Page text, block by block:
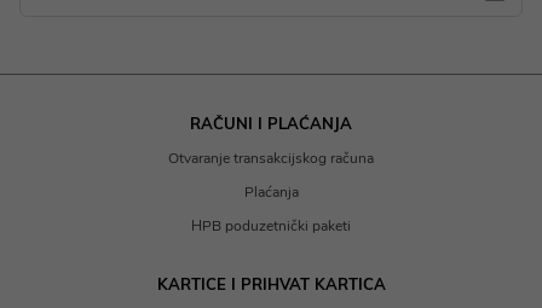
RAČUNI I PLAĆANJA
Otvaranje transakcijskog računa
Plaćanja
HPB poduzetnički paketi
KARTICE I PRIHVAT KARTICA